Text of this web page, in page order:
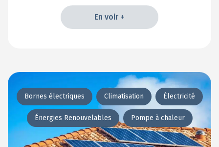
En voir +
Bornes électriques Climatisation Électricité
Énergies Renouvelables Pompe à chaleur